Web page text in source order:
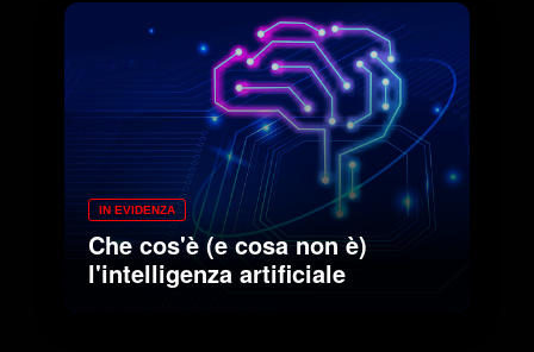
IN EVIDENZA
Che cos'è (e cosa non è)
l'intelligenza artificiale